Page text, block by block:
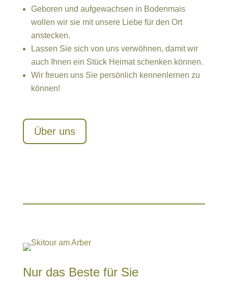
Geboren und aufgewachsen in Bodenmais
wollen wir sie mit unsere Liebe für den Ort
anstecken.
Lassen Sie sich von uns verwöhnen, damit wir
auch Ihnen ein Stück Heimat schenken können.
Wir freuen uns Sie persönlich kennenlernen zu
können!
Über uns
Nur das Beste für Sie